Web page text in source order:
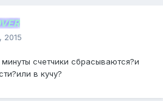
2015
счетчики сбрасываются?и
в кучу?